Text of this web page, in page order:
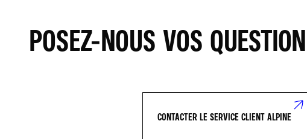
POSEZ-NOUS VOS
CONTACTER LE SERVICE CLIENT ALPINE